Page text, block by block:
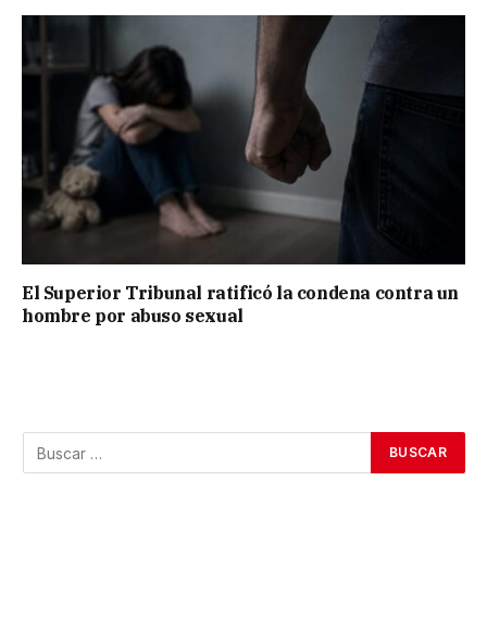
El Superior Tribunal ratificó la condena contra un
hombre por abuso sexual